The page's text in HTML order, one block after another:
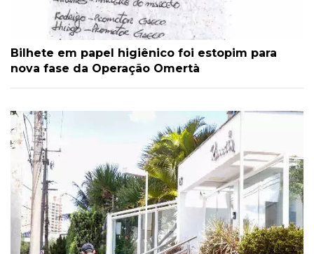
Bilhete em papel higiênico foi estopim para
nova fase da Operação Omertà